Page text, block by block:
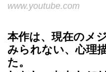
www.youtube.com
本作は、現在のメ
みられない、心理
た。